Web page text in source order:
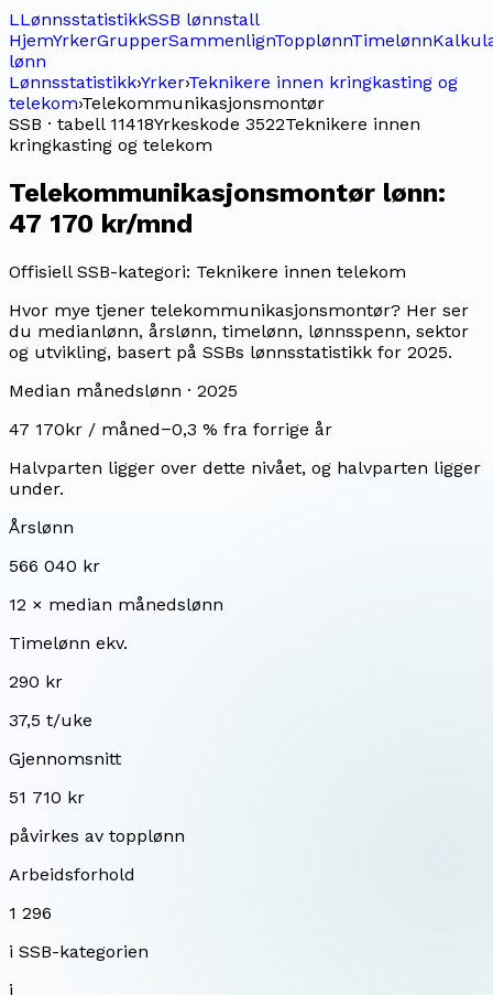
LLønnsstatistikkSSB lønnstall
HjemYrkerGrupperSammenlignTopplønnTimelønn
lønn
Lønnsstatistikk›Yrker›Teknikere innen kringkasting og
telekom›Telekommunikasjonsmontør
SSB · tabell 11418Yrkeskode 3522Teknikere innen
kringkasting og telekom
Telekommunikasjonsmontør lønn:
47 170 kr/mnd
Offisiell SSB-kategori: Teknikere innen telekom
Hvor mye tjener telekommunikasjonsmontør? Her ser
du medianlønn, årslønn, timelønn, lønnsspenn, sektor
og utvikling, basert på SSBs lønnsstatistikk for 2025.
Median månedslønn · 2025
47 170kr / måned−0,3 % fra forrige år
Halvparten ligger over dette nivået, og halvparten ligger
under.
Årslønn
566 040 kr
12 × median månedslønn
Timelønn ekv.
290 kr
37,5 t/uke
Gjennomsnitt
51 710 kr
påvirkes av topplønn
Arbeidsforhold
1 296
i SSB-kategorien
i